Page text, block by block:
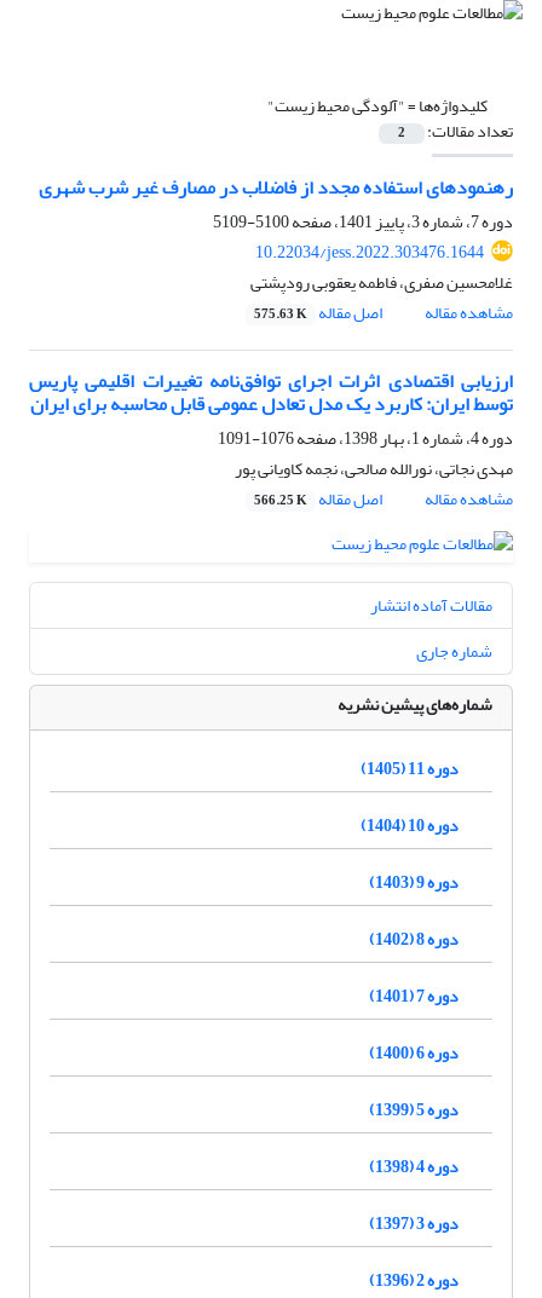
کلیدواژه‌ها ="آلودگی محیط زیست"
تعداد مقالات: 2
رهنمودهای استفاده مجدد از فاضلاب در مصارف غیر شرب شهری
دوره 7، شماره 3، پاییز 1401، صفحه
5100-5109
10.22034/jess.2022.303476.1644
غلامحسین صفری، فاطمه یعقوبی رودپشتی
مشاهده مقاله
اصل مقاله 575.63 K
ارزیابی اقتصادی اثرات اجرای توافق‌نامه تغییرات اقلیمی پاریس
توسط ایران: کاربرد یک مدل تعادل عمومی قابل محاسبه برای ایران
دوره 4، شماره 1، بهار 1398، صفحه
1076-1091
مهدی نجاتی، نورالله صالحی، نجمه کاویانی پور
مشاهده مقاله
اصل مقاله 566.25 K
مقالات آماده انتشار
شماره جاری
شماره‌های پیشین نشریه
دوره 11 (1405)
دوره 10 (1404)
دوره 9 (1403)
دوره 8 (1402)
دوره 7 (1401)
دوره 6 (1400)
دوره 5 (1399)
دوره 4 (1398)
دوره 3 (1397)
دوره 2 (1396)